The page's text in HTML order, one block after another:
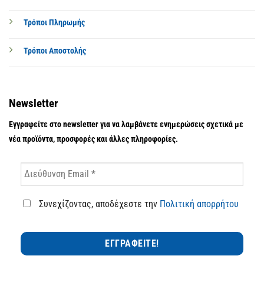
Τρόποι Πληρωμής
Τρόποι Αποστολής
Newsletter
Εγγραφείτε στο newsletter για να λαμβάνετε ενημερώσεις σχετικά με
νέα προϊόντα, προσφορές και άλλες πληροφορίες.
Συνεχίζοντας, αποδέχεστε την Πολιτική απορρήτου